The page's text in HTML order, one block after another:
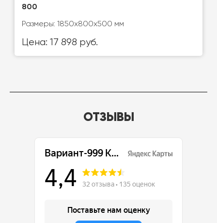
800
Размеры: 1850х800х500 мм
Цена: 17 898 руб.
ОТЗЫВЫ